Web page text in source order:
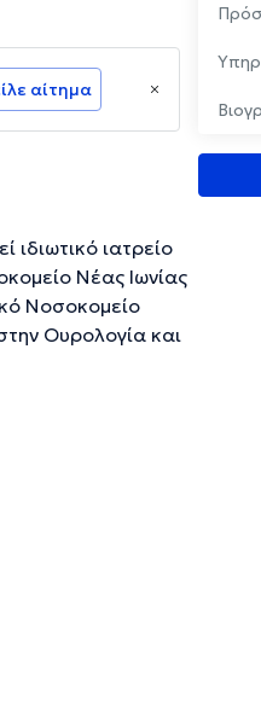
αίτημα
ιδιωτικό ιατρείο
Νέας Ιωνίας
Νοσοκομείο
Ουρολογία και
υπερήχους